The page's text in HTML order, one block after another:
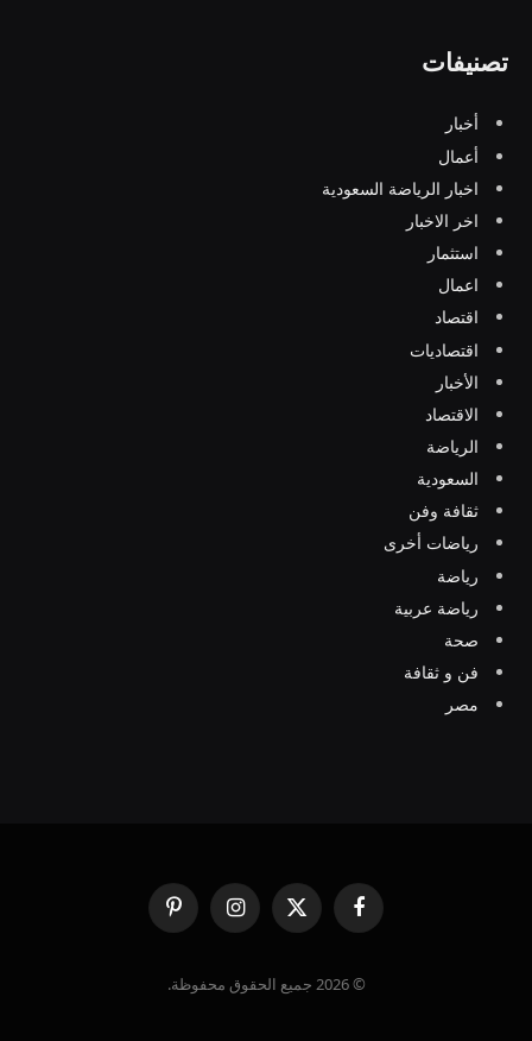
تصنيفات
أخبار
أعمال
اخبار الرياضة السعودية
اخر الاخبار
استثمار
اعمال
اقتصاد
اقتصاديات
الأخبار
الاقتصاد
الرياضة
السعودية
ثقافة وفن
رياضات أخرى
رياضة
رياضة عربية
صحة
فن و ثقافة
مصر
فيسبوك
X
(Twitter)
الانستغرامبينتيريست
© 2026 جميع الحقوق محفوظة.